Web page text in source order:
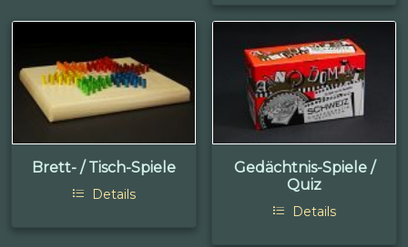
Brett- / Tisch-Spiele
Details
Gedächtnis-Spiele /
Quiz
Details